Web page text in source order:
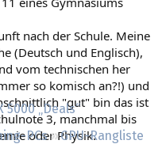
5000 „Deals“
PCs
GPU-Rangliste
nach der Schule. Meine
(Deutsch und Englisch),
vom technischen her
so komisch an?!) und
"gut" bin das ist
3, manchmal bis
oder Physik.